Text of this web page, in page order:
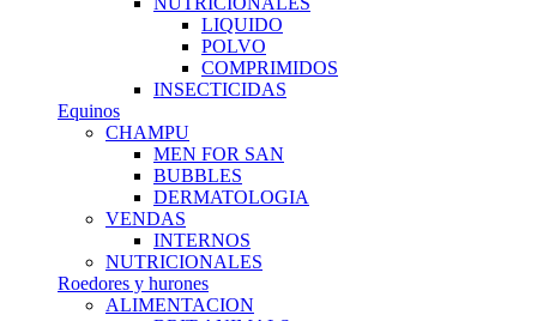
LIQUIDO
POLVO
COMPRIMIDOS
INSECTICIDAS
Equinos
CHAMPU
MEN FOR SAN
BUBBLES
DERMATOLOGIA
VENDAS
INTERNOS
NUTRICIONALES
Roedores y hurones
ALIMENTACION